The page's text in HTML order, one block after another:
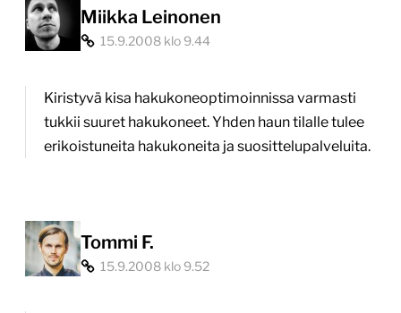
internetin
käyttöliittymä
yhä
vahvemmin
seuraa?”
Miikka Leinonen
15.9.2008 klo 9.44
Kiristyvä kisa hakukoneoptimoinnissa varmasti
tukkii suuret hakukoneet. Yhden haun tilalle tulee
erikoistuneita hakukoneita ja suosittelupalveluita.
Tommi F.
15.9.2008 klo 9.52